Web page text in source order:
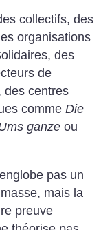
collectifs, des
organisations
des
de
des centres
commeDie
ganze ou
pas un
mais la
preuve